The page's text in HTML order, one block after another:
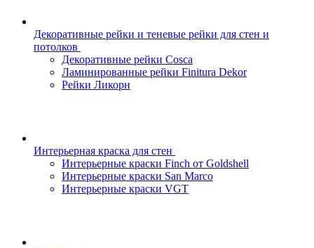
Декоративные рейки и теневые рейки для стен и
потолков
Декоративные рейки Cosca
Ламинированные рейки Finitura Dekor
Рейки Ликорн
Интерьерная краска для стен
Интерьерные краски Finch от Goldshell
Интерьерные краски San Marco
Интерьерные краски VGT